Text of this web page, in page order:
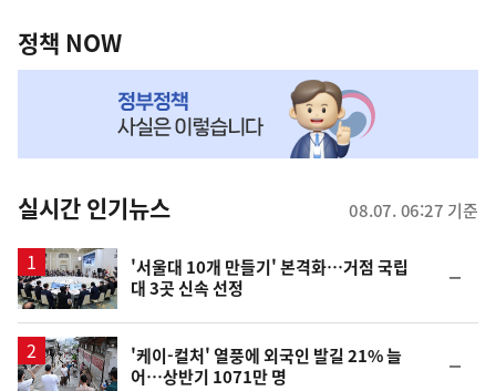
책
NOW,
뉴
스
정책 NOW
실시간 인기뉴스 08.07. 06:27 기준
'서울대 10개 만들기' 본격화…거점 국립
대 3곳 신속 선정
일
'케이-컬처' 열풍에 외국인 발길 21% 늘
어…상반기 1071만 명